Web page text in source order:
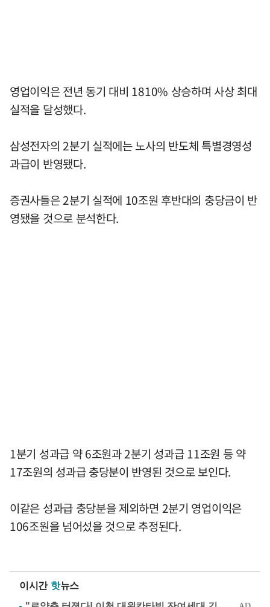
영업이익은 전년 동기 대비 1810% 상승하며 사상 최대
실적을 달성했다.
삼성전자의 2분기 실적에는 노사의 반도체 특별경영성
과급이 반영됐다.
증권사들은 2분기 실적에 10조원 후반대의 충당금이 반
영됐을 것으로 분석한다.
1분기 성과급 약 6조원과 2분기 성과급 11조원 등 약
17조원의 성과급 충당분이 반영된 것으로 보인다.
이같은 성과급 충당분을 제외하면 2분기 영업이익은
106조원을 넘어섰을 것으로 추정된다.
이시간 핫뉴스